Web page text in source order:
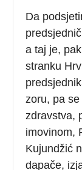
Da
a taj je,
stranku
zoru, pa
zdravstva,
imovinom,
Kujundžić
dapače,